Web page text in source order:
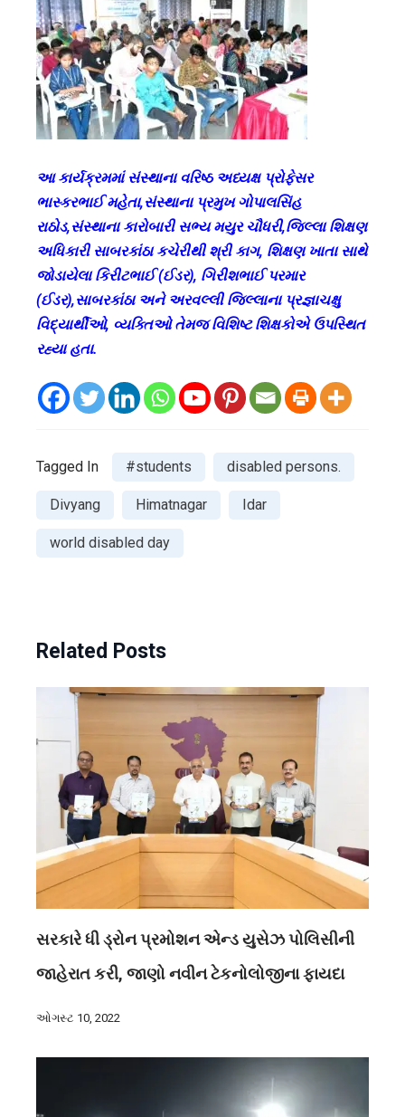
આ કાર્યક્રમમાં સંસ્થાના વરિષ્ઠ અધ્યક્ષ પ્રોફેસર
ભાસ્કરભાઈ મહેતા,સંસ્થાના પ્રમુખ ગોપાલસિંહ
રાઠોડ,સંસ્થાના કારોબારી સભ્ય મયુર ચૌધરી,જિલ્લા શિક્ષણ
અધિકારી સાબરકાંઠા કચેરીથી શ્રી કાગ, શિક્ષણ ખાતા સાથે
જોડાયેલા કિરીટભાઈ (ઈડર), ગિરીશભાઈ પરમાર
(ઈડર),સાબરકાંઠા અને અરવલ્લી જિલ્લાના પ્રજ્ઞાચક્ષુ
વિદ્યાર્થીઓ, વ્યક્તિઓ તેમજ વિશિષ્ટ શિક્ષકોએ ઉપસ્થિત
રહ્યા હતા.
Tagged In #students disabled persons.
Divyang Himatnagar Idar
world disabled day
Related Posts
સરકારે ધી ડ્રોન પ્રમોશન એન્ડ યુસેઝ પોલિસીની
જાહેરાત કરી, જાણો નવીન ટેકનોલોજીના ફાયદા
ઓગસ્ટ 10, 2022